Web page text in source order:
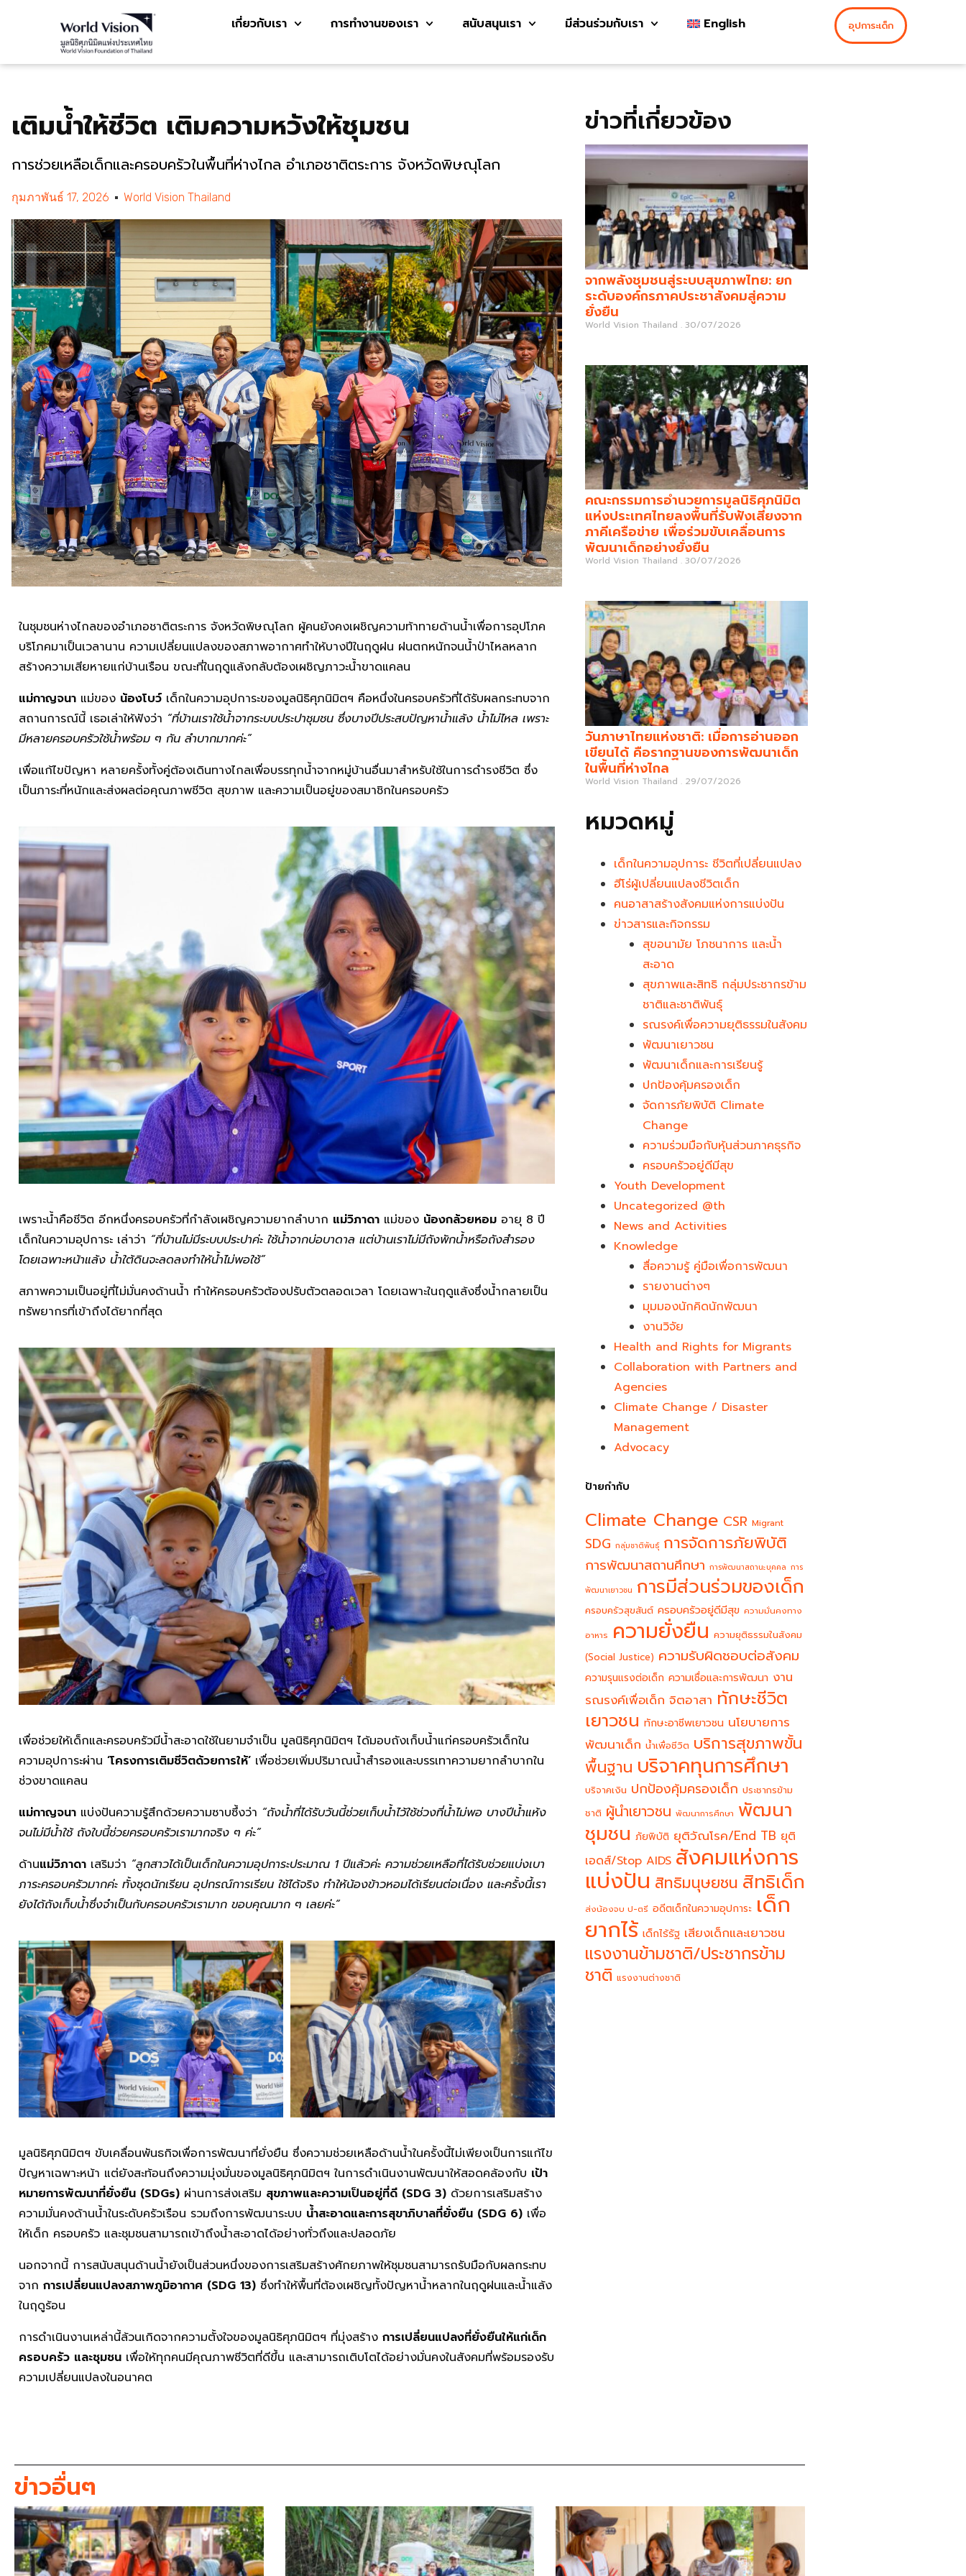
เกี่ยวกับเรา การทำงานของเรา สนับสนุนเรา มีส่วนร่วมกับเรา English อุปการะเด็ก
เติมน้ำให้ชีวิต เติมความหวังให้ชุมชน
การช่วยเหลือเด็กและครอบครัวในพื้นที่ห่างไกล อำเภอชาติตระการ จังหวัดพิษณุโลก
กุมภาพันธ์ 17, 2026 World Vision Thailand
ในชุมชนห่างไกลของอำเภอชาติตระการ จังหวัดพิษณุโลก ผู้คนยังคงเผชิญความท้าทายด้านน้ำเพื่อการอุปโภค
บริโภคมาเป็นเวลานาน ความเปลี่ยนแปลงของสภาพอากาศทำให้บางปีในฤดูฝน ฝนตกหนักจนน้ำป่าไหลหลาก
สร้างความเสียหายแก่บ้านเรือน ขณะที่ในฤดูแล้งกลับต้องเผชิญภาวะน้ำขาดแคลน
แม่กาญจนา แม่ของ น้องโบว์ เด็กในความอุปการะของมูลนิธิศุภนิมิตฯ คือหนึ่งในครอบครัวที่ได้รับผลกระทบจาก
สถานการณ์นี้ เธอเล่าให้ฟังว่า “ที่บ้านเราใช้น้ำจากระบบประปาชุมชน ซึ่งบางปีประสบปัญหาน้ำแล้ง น้ำไม่ไหล เพราะ
มีหลายครอบครัวใช้น้ำพร้อม ๆ กัน ลำบากมากค่ะ”
เพื่อแก้ไขปัญหา หลายครั้งทั้งคู่ต้องเดินทางไกลเพื่อบรรทุกน้ำจากหมู่บ้านอื่นมาสำหรับใช้ในการดำรงชีวิต ซึ่ง
เป็นภาระที่หนักและส่งผลต่อคุณภาพชีวิต สุขภาพ และความเป็นอยู่ของสมาชิกในครอบครัว
เพราะน้ำคือชีวิต อีกหนึ่งครอบครัวที่กำลังเผชิญความยากลำบาก แม่วิภาดา แม่ของ น้องกล้วยหอม อายุ 8 ปี
เด็กในความอุปการะ เล่าว่า “ที่บ้านไม่มีระบบประปาค่ะ ใช้น้ำจากบ่อบาดาล แต่บ้านเราไม่มีถังพักน้ำหรือถังสำรอง
โดยเฉพาะหน้าแล้ง น้ำใต้ดินจะลดลงทำให้น้ำไม่พอใช้”
สภาพความเป็นอยู่ที่ไม่มั่นคงด้านน้ำ ทำให้ครอบครัวต้องปรับตัวตลอดเวลา โดยเฉพาะในฤดูแล้งซึ่งน้ำกลายเป็น
ทรัพยากรที่เข้าถึงได้ยากที่สุด
เพื่อช่วยให้เด็กและครอบครัวมีน้ำสะอาดใช้ในยามจำเป็น มูลนิธิศุภนิมิตฯ ได้มอบถังเก็บน้ำแก่ครอบครัวเด็กใน
ความอุปการะผ่าน ‘โครงการเติมชีวิตด้วยการให้’ เพื่อช่วยเพิ่มปริมาณน้ำสำรองและบรรเทาความยากลำบากใน
ช่วงขาดแคลน
แม่กาญจนา แบ่งปันความรู้สึกด้วยความซาบซึ้งว่า “ถังน้ำที่ได้รับวันนี้ช่วยเก็บน้ำไว้ใช้ช่วงที่น้ำไม่พอ บางปีน้ำแห้ง
จนไม่มีน้ำใช้ ถังใบนี้ช่วยครอบครัวเรามากจริง ๆ ค่ะ”
ด้านแม่วิภาดา เสริมว่า “ลูกสาวได้เป็นเด็กในความอุปการะประมาณ 1 ปีแล้วค่ะ ความช่วยเหลือที่ได้รับช่วยแบ่งเบา
ภาระครอบครัวมากค่ะ ทั้งชุดนักเรียน อุปกรณ์การเรียน ใช้ได้จริง ทำให้น้องข้าวหอมได้เรียนต่อเนื่อง และครั้งนี้เรา
ยังได้ถังเก็บน้ำซึ่งจำเป็นกับครอบครัวเรามาก ขอบคุณมาก ๆ เลยค่ะ”
มูลนิธิศุภนิมิตฯ ขับเคลื่อนพันธกิจเพื่อการพัฒนาที่ยั่งยืน ซึ่งความช่วยเหลือด้านน้ำในครั้งนี้ไม่เพียงเป็นการแก้ไข
ปัญหาเฉพาะหน้า แต่ยังสะท้อนถึงความมุ่งมั่นของมูลนิธิศุภนิมิตฯ ในการดำเนินงานพัฒนาให้สอดคล้องกับ เป้า
หมายการพัฒนาที่ยั่งยืน (SDGs) ผ่านการส่งเสริม สุขภาพและความเป็นอยู่ที่ดี (SDG 3) ด้วยการเสริมสร้าง
ความมั่นคงด้านน้ำในระดับครัวเรือน รวมถึงการพัฒนาระบบ น้ำสะอาดและการสุขาภิบาลที่ยั่งยืน (SDG 6) เพื่อ
ให้เด็ก ครอบครัว และชุมชนสามารถเข้าถึงน้ำสะอาดได้อย่างทั่วถึงและปลอดภัย
นอกจากนี้ การสนับสนุนด้านน้ำยังเป็นส่วนหนึ่งของการเสริมสร้างศักยภาพให้ชุมชนสามารถรับมือกับผลกระทบ
จาก การเปลี่ยนแปลงสภาพภูมิอากาศ (SDG 13) ซึ่งทำให้พื้นที่ต้องเผชิญทั้งปัญหาน้ำหลากในฤดูฝนและน้ำแล้ง
ในฤดูร้อน
การดำเนินงานเหล่านี้ล้วนเกิดจากความตั้งใจของมูลนิธิศุภนิมิตฯ ที่มุ่งสร้าง การเปลี่ยนแปลงที่ยั่งยืนให้แก่เด็ก
ครอบครัว และชุมชน เพื่อให้ทุกคนมีคุณภาพชีวิตที่ดีขึ้น และสามารถเติบโตได้อย่างมั่นคงในสังคมที่พร้อมรองรับ
ความเปลี่ยนแปลงในอนาคต
ข่าวที่เกี่ยวข้อง
จากพลังชุมชนสู่ระบบสุขภาพไทย: ยก
ระดับองค์กรภาคประชาสังคมสู่ความ
ยั่งยืน
World Vision Thailand 30/07/2026
คณะกรรมการอำนวยการมูลนิธิศุภนิมิต
แห่งประเทศไทยลงพื้นที่รับฟังเสียงจาก
ภาคีเครือข่าย เพื่อร่วมขับเคลื่อนการ
พัฒนาเด็กอย่างยั่งยืน
World Vision Thailand 30/07/2026
วันภาษาไทยแห่งชาติ: เมื่อการอ่านออก
เขียนได้ คือรากฐานของการพัฒนาเด็ก
ในพื้นที่ห่างไกล
World Vision Thailand 29/07/2026
หมวดหมู่
เด็กในความอุปการะ ชีวิตที่เปลี่ยนแปลง
ฮีโร่ผู้เปลี่ยนแปลงชีวิตเด็ก
คนอาสาสร้างสังคมแห่งการแบ่งปัน
ข่าวสารและกิจกรรม
สุขอนามัย โภชนาการ และน้ำ
สะอาด
สุขภาพและสิทธิ กลุ่มประชากรข้าม
ชาติและชาติพันธุ์
รณรงค์เพื่อความยุติธรรมในสังคม
พัฒนาเยาวชน
พัฒนาเด็กและการเรียนรู้
ปกป้องคุ้มครองเด็ก
จัดการภัยพิบัติ Climate
Change
ความร่วมมือกับหุ้นส่วนภาคธุรกิจ
ครอบครัวอยู่ดีมีสุข
Youth Development​
Uncategorized @th
News and Activities
Knowledge
สื่อความรู้ คู่มือเพื่อการพัฒนา
รายงานต่างๆ
มุมมองนักคิดนักพัฒนา
งานวิจัย
Health and Rights for Migrants
Collaboration with Partners and
Agencies
Climate Change / Disaster
Management
Advocacy
ป้ายกำกับ
Climate Change CSR Migrant
SDG กลุ่มชาติพันธุ์ การจัดการภัยพิบัติ
การพัฒนาสถานศึกษา การพัฒนาสถานะบุคคล การ
พัฒนาเยาวชน การมีส่วนร่วมของเด็ก
ครอบครัวสุขสันต์ ครอบครัวอยู่ดีมีสุข ความมั่นคงทาง
อาหาร ความยั่งยืน ความยุติธรรมในสังคม
(Social Justice) ความรับผิดชอบต่อสังคม
ความรุนแรงต่อเด็ก ความเชื่อและการพัฒนา งาน
รณรงค์เพื่อเด็ก จิตอาสา ทักษะชีวิต
เยาวชน ทักษะอาชีพเยาวชน นโยบายการ
พัฒนาเด็ก น้ำเพื่อชีวิต บริการสุขภาพขั้น
พื้นฐาน บริจาคทุนการศึกษา
บริจาคเงิน ปกป้องคุ้มครองเด็ก ประชากรข้าม
ชาติ ผู้นำเยาวชน พัฒนาการศึกษา พัฒนา
ชุมชน ภัยพิบัติ ยุติวัณโรค/End TB ยุติ
เอดส์/Stop AIDS สังคมแห่งการ
แบ่งปัน สิทธิมนุษยชน สิทธิเด็ก
ส่งน้องจบ ป-ตรี อดีตเด็กในความอุปการะ เด็ก
ยากไร้ เด็กไร้รัฐ เสียงเด็กและเยาวชน
แรงงานข้ามชาติ/ประชากรข้าม
ชาติ แรงงานต่างชาติ
ข่าวอื่นๆ